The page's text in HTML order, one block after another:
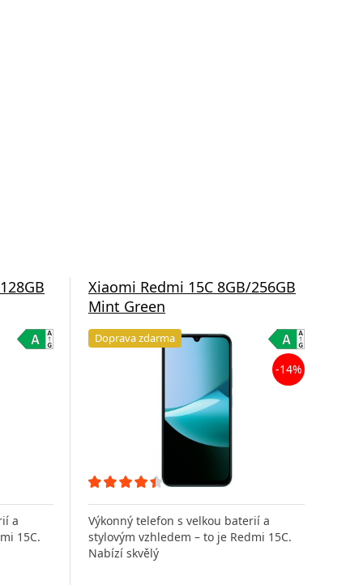
a
15C.
Xiaomi Redmi 15C 8GB/256GB
Mint Green
Doprava zdarma
-14%
Výkonný telefon s velkou baterií a
stylovým vzhledem – to je Redmi 15C.
Nabízí skvělý